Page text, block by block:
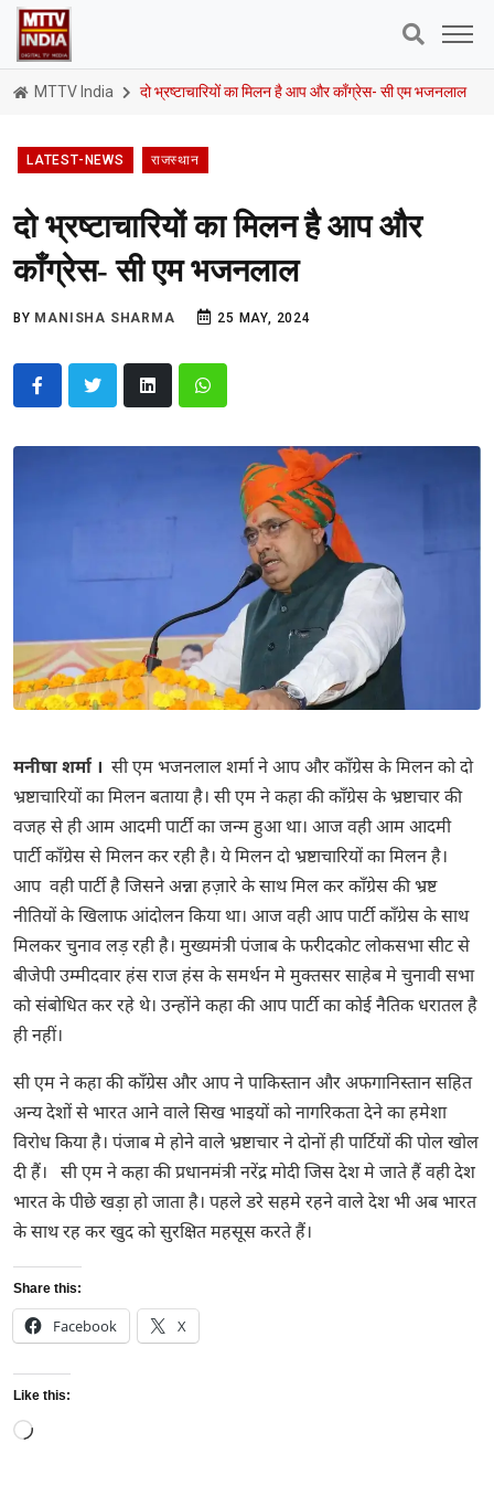
MTTV India दो भ्रष्टाचारियों का मिलन है आप और काँग्रेस- सी एम भजनलाल
LATEST-NEWS राजस्थान
दो भ्रष्टाचारियों का मिलन है आप और
काँग्रेस- सी एम भजनलाल
BY MANISHA SHARMA 25 MAY, 2024
मनीषा शर्मा । सी एम भजनलाल शर्मा ने आप और काँग्रेस के मिलन को दो
भ्रष्टाचारियों का मिलन बताया है। सी एम ने कहा की काँग्रेस के भ्रष्टाचार की
वजह से ही आम आदमी पार्टी का जन्म हुआ था। आज वही आम आदमी
पार्टी काँग्रेस से मिलन कर रही है। ये मिलन दो भ्रष्टाचारियों का मिलन है।
आप वही पार्टी है जिसने अन्ना हज़ारे के साथ मिल कर काँग्रेस की भ्रष्ट
नीतियों के खिलाफ आंदोलन किया था। आज वही आप पार्टी काँग्रेस के साथ
मिलकर चुनाव लड़ रही है। मुख्यमंत्री पंजाब के फरीदकोट लोकसभा सीट से
बीजेपी उम्मीदवार हंस राज हंस के समर्थन मे मुक्तसर साहेब मे चुनावी सभा
को संबोधित कर रहे थे। उन्होंने कहा की आप पार्टी का कोई नैतिक धरातल है
ही नहीं।
सी एम ने कहा की काँग्रेस और आप ने पाकिस्तान और अफगानिस्तान सहित
अन्य देशों से भारत आने वाले सिख भाइयों को नागरिकता देने का हमेशा
विरोध किया है। पंजाब मे होने वाले भ्रष्टाचार ने दोनों ही पार्टियों की पोल खोल
दी हैं। सी एम ने कहा की प्रधानमंत्री नरेंद्र मोदी जिस देश मे जाते हैं वही देश
भारत के पीछे खड़ा हो जाता है। पहले डरे सहमे रहने वाले देश भी अब भारत
के साथ रह कर खुद को सुरक्षित महसूस करते हैं।
Share this:
Facebook X
Like this:
Loading…